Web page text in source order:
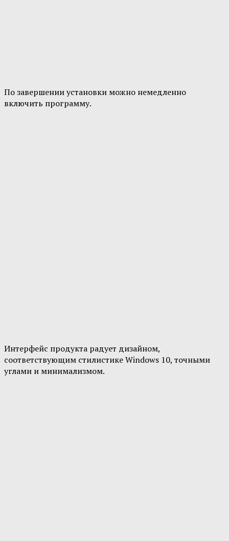
По завершении установки можно немедленно
включить программу.
Интерфейс продукта радует дизайном,
соответствующим стилистике Windows 10, точными
углами и минимализмом.